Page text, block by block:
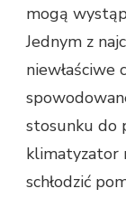
mogą
Jednym z
niewłaściwe
stosunku do
klimatyzator
schłodzić